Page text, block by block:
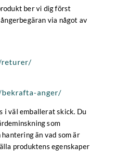
ber vi dig först
via något av
returer/
anger/
i väl emballerat skick. Du
som
än vad som är
produktens egenskaper